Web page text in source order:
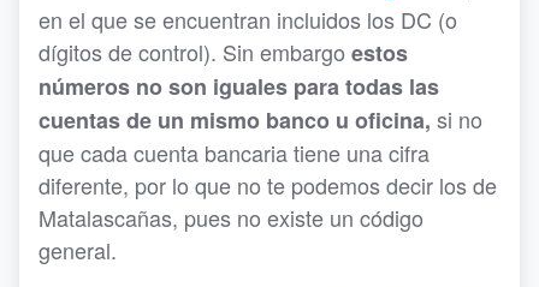
en el que se encuentran incluidos los DC (o
dígitos de control). Sin embargo estos
números no son iguales para todas las
cuentas de un mismo banco u oficina, si no
que cada cuenta bancaria tiene una cifra
diferente, por lo que no te podemos decir los de
Matalascañas, pues no existe un código
general.